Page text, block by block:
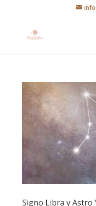
Signo Libra y Astro